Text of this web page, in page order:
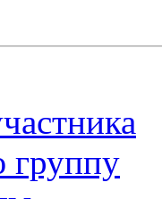
группу